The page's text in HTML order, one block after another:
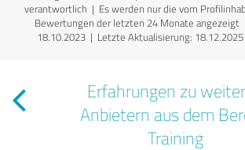
verantwortlich | Es werden nur die vom
Bewertungen der letzten 24 Monate
18.10.2023 | Letzte Aktualisierung: 18.12.2025
Erfahrungen zu
Anbietern aus dem
Training